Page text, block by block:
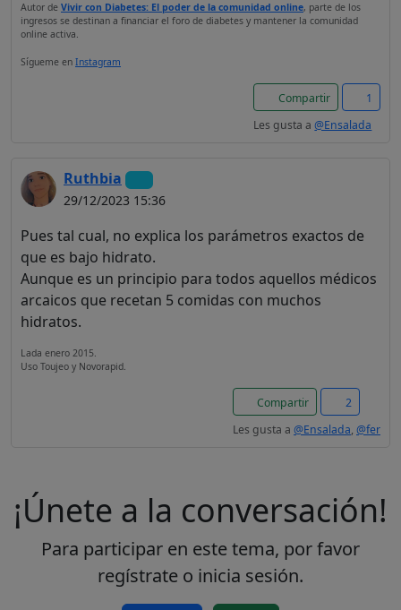
Autor de Vivir con Diabetes: El poder de la comunidad online, parte de los
ingresos se destinan a financiar el foro de diabetes y mantener la comunidad
online activa.
Sígueme en Instagram
Compartir
1
Les gusta a@Ensalada
Ruthbia
29/12/2023 15:36
Pues tal cual, no explica los parámetros exactos de
que es bajo hidrato.
Aunque es un principio para todos aquellos médicos
arcaicos que recetan 5 comidas con muchos
hidratos.
Lada enero 2015.
Uso Toujeo y Novorapid.
Compartir
2
Les gusta a @Ensalada, @fer
¡Únete a la conversación!
Para participar en este tema, por favor
regístrate o inicia sesión.